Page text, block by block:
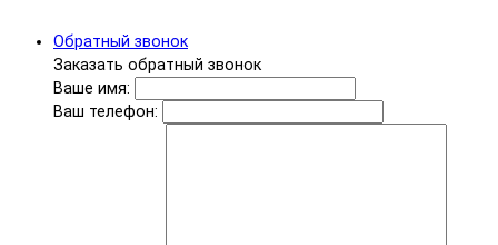
Обратный звонок
Заказать обратный звонок
Ваше имя:
Ваш телефон: